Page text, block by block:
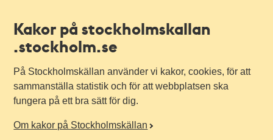
Kakor på stockholmskallan
.stockholm.se
På Stockholmskällan använder vi kakor, cookies, för att
sammanställa statistik och för att webbplatsen ska
fungera på ett bra sätt för dig.
Om kakor på Stockholmskällan